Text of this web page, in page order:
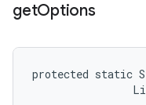
getOptions
protected static